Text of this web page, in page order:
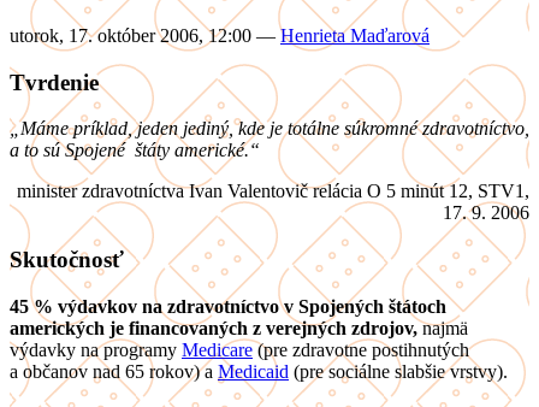
utorok, 17. október 2006, 12:00 — Henrieta Maďarová
Tvrdenie
„Máme príklad, jeden jediný, kde je totálne súkromné zdravotníctvo,
a to sú Spojené štáty americké.“
minister zdravotníctva Ivan Valentovič relácia O 5 minút 12, STV1,
17. 9. 2006
Skutočnosť
45 % výdavkov na zdravotníctvo v Spojených štátoch
amerických je financovaných z verejných zdrojov,najmä
výdavky na programy Medicare(pre zdravotne postihnutých
a občanov nad 65 rokov) a Medicaid (pre sociálne slabšie vrstvy).